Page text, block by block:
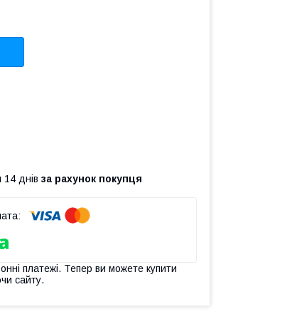
14 днів за рахунок покупця
платежі. Тепер ви можете купити
сайту.